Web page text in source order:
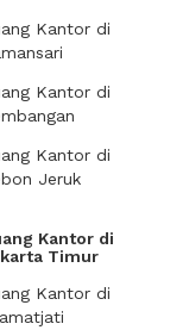
Kantor di
Kantor di
Kantor di
Jeruk
Kantor di
Timur
Kantor di